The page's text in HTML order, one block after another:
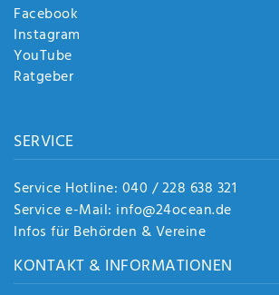
Facebook
Instagram
YouTube
Ratgeber
SERVICE
Service Hotline: 040 / 228 638 321
Service e-Mail: info@24ocean.de
Infos für Behörden & Vereine
KONTAKT & INFORMATIONEN